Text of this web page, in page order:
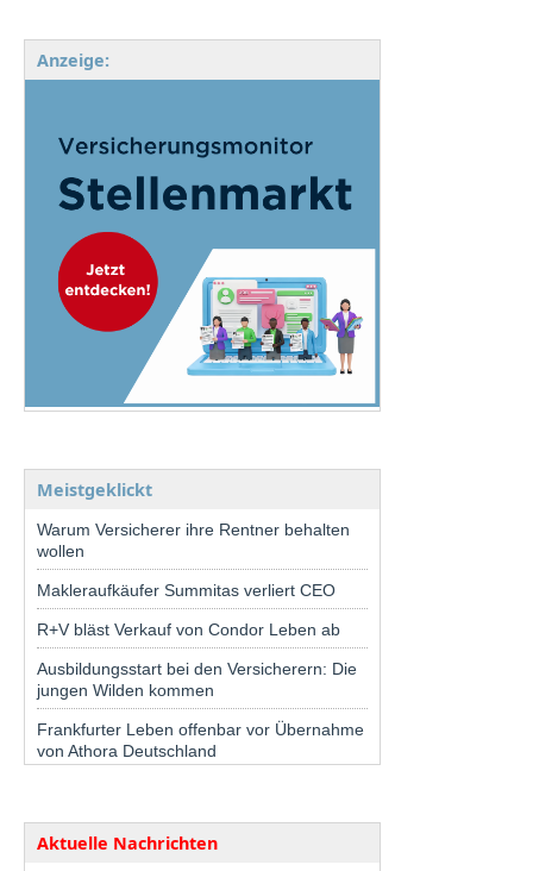
Anzeige:
Meistgeklickt
Warum Versicherer ihre Rentner behalten
wollen
Makleraufkäufer Summitas verliert CEO
R+V bläst Verkauf von Condor Leben ab
Ausbildungsstart bei den Versicherern: Die
jungen Wilden kommen
Frankfurter Leben offenbar vor Übernahme
von Athora Deutschland
Aktuelle Nachrichten